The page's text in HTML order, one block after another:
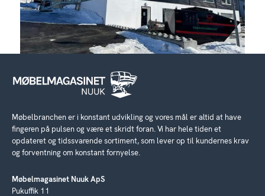
Møbelbranchen er i konstant udvikling og vores mål er altid at have
fingeren på pulsen og være et skridt foran. Vi har hele tiden et
opdateret og tidssvarende sortiment, som lever op til kundernes krav
og forventning om konstant fornyelse.
Møbelmagasinet Nuuk ApS
Pukuffik 11